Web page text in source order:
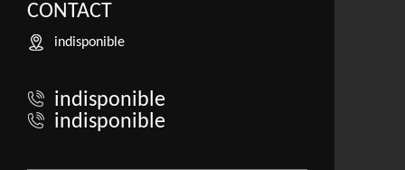
CONTACT
indisponible
indisponible
indisponible